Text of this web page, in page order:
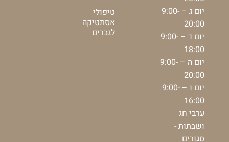
יום ג – 9:00-
20:00
יום ד – 9:00-
18:00
יום ה – 9:00-
20:00
יום ו – 9:00-
16:00
ערבי חג
ושבתות -
סגורים
טיפולי
אסתטיקה
לגברים